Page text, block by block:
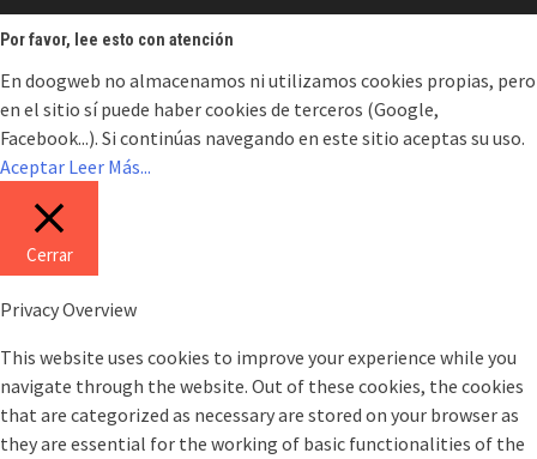
Por favor, lee esto con atención
En doogweb no almacenamos ni utilizamos cookies propias, pero
en el sitio sí puede haber cookies de terceros (Google,
Facebook...). Si continúas navegando en este sitio aceptas su uso.
Aceptar Leer Más...
Cerrar
Privacy Overview
This website uses cookies to improve your experience while you
navigate through the website. Out of these cookies, the cookies
that are categorized as necessary are stored on your browser as
they are essential for the working of basic functionalities of the